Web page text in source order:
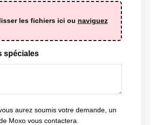
les fichiers ici ou naviguez
spéciales
aurez soumis votre demande, un
Moxo vous contactera.